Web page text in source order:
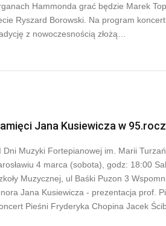
Hammonda grać będzie Marek
Ryszard Borowski. Na program
z nowoczesnością złożą…
Jana Kusiewicza w
Dni Muzyki Fortepianowej im. Marii
4 marca (sobota), godz: 18:00
Muzycznej, ul Baśki Puzon 3
Jana Kusiewicza - prezentacja prof.
Pieśni Fryderyka Chopina Jacek